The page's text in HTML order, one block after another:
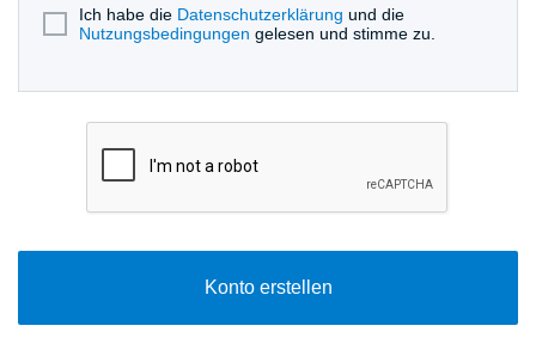
Ich habe die Datenschutzerklärung und die
Nutzungsbedingungen gelesen und stimme zu.
Konto erstellen